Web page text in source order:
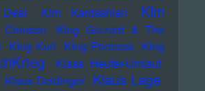
KIm Kardashian
KIm
KIng Gizzard & The
KIng Kurt KIng Princess KIng
Klaas Heufer-Umlauf
Klaus Doldinger Klaus Lage